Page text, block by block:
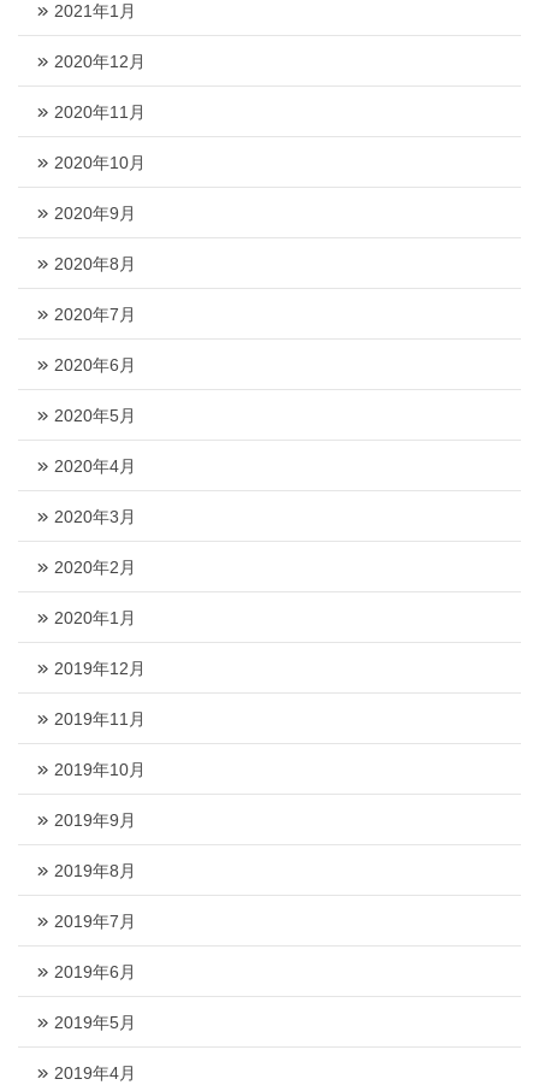
2021年1月
2020年12月
2020年11月
2020年10月
2020年9月
2020年8月
2020年7月
2020年6月
2020年5月
2020年4月
2020年3月
2020年2月
2020年1月
2019年12月
2019年11月
2019年10月
2019年9月
2019年8月
2019年7月
2019年6月
2019年5月
2019年4月